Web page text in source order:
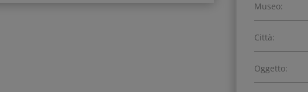
Museo:
Città:
Oggetto: